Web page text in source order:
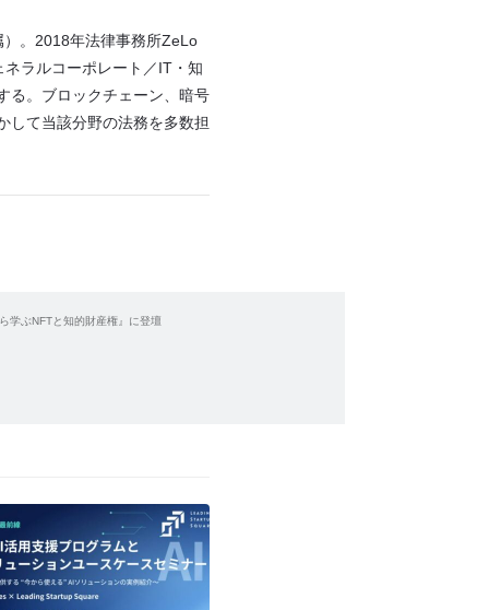
。2018年法律事務所ZeLo
ラルコーポレート／IT・知
る。ブロックチェーン、暗号
して当該分野の法務を多数担
学ぶNFTと知的財産権』に登壇